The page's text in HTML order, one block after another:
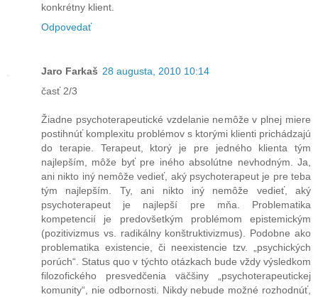
konkrétny klient.
Odpovedať
Jaro Farkaš 28 augusta, 2010 10:14
časť 2/3
Žiadne psychoterapeutické vzdelanie nemôže v plnej miere
postihnúť komplexitu problémov s ktorými klienti prichádzajú
do terapie. Terapeut, ktorý je pre jedného klienta tým
najlepším, môže byť pre iného absolútne nevhodným. Ja,
ani nikto iný nemôže vedieť, aký psychoterapeut je pre teba
tým najlepším. Ty, ani nikto iný nemôže vedieť, aký
psychoterapeut je najlepší pre mňa. Problematika
kompetencií je predovšetkým problémom epistemickým
(pozitivizmus vs. radikálny konštruktivizmus). Podobne ako
problematika existencie, či neexistencie tzv. „psychických
porúch“. Status quo v týchto otázkach bude vždy výsledkom
filozofického presvedčenia väčšiny „psychoterapeutickej
komunity“, nie odbornosti. Nikdy nebude možné rozhodnúť,